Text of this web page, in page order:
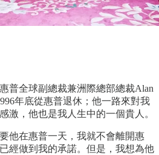
普全球副總裁兼洲際總部總裁Alan
年底從惠普退休；他一路來對我
激，他也是我人生中的一個貴人。
他在惠普一天，我就不會離開惠
經做到我的承諾。但是，我想為他